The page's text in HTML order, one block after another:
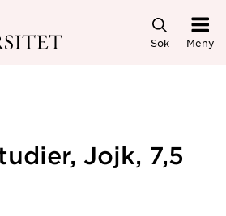
Sök Meny
Jojk, 7,5